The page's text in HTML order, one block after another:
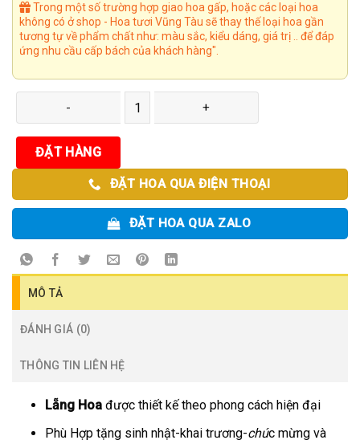
Trong một số trường hợp giao hoa gấp, hoặc các loại hoa
không có ở shop - Hoa tươi Vũng Tàu sẽ thay thế loại hoa gần
tương tự về phẩm chất như: màu sắc, kiểu dáng, giá trị .. để đáp
ứng nhu cầu cấp bách của khách hàng".
ĐẶT HÀNG
ĐẶT HOA QUA ĐIỆN THOẠI
ĐẶT HOA QUA ZALO
MÔ TẢ
ĐÁNH GIÁ (0)
THÔNG TIN LIÊN HỆ
Lẵng Hoa được thiết kế theo phong cách hiện đại
Phù Hợp tặng sinh nhật-khai trương-chúc mừng và